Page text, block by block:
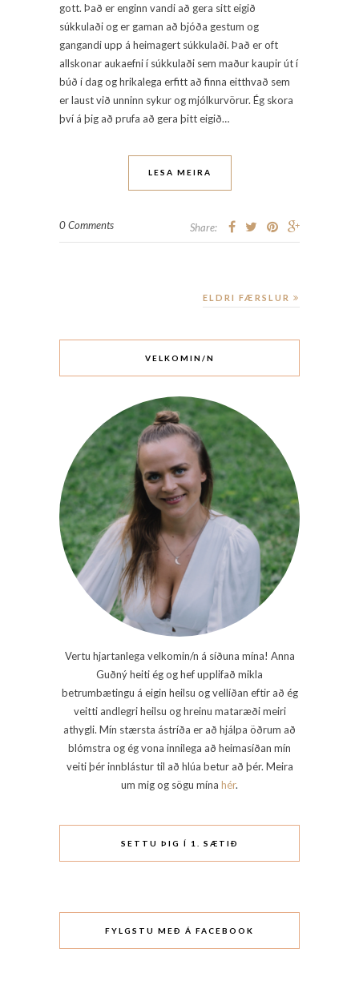
gott. Það er enginn vandi að gera sitt eigið
súkkulaði og er gaman að bjóða gestum og
gangandi upp á heimagert súkkulaði. Það er oft
allskonar aukaefni í súkkulaði sem maður kaupir út í
búð í dag og hrikalega erfitt að finna eitthvað sem
er laust við unninn sykur og mjólkurvörur. Ég skora
því á þig að prufa að gera þitt eigið…
LESA MEIRA
0 Comments Share:
ELDRI FÆRSLUR
VELKOMIN/N
Vertu hjartanlega velkomin/n á síðuna mína! Anna
Guðný heiti ég og hef upplifað mikla
betrumbætingu á eigin heilsu og vellíðan eftir að ég
veitti andlegri heilsu og hreinu mataræði meiri
athygli. Mín stærsta ástríða er að hjálpa öðrum að
blómstra og ég vona innilega að heimasíðan mín
veiti þér innblástur til að hlúa betur að þér. Meira
um mig og sögu mína hér.
SETTU ÞIG Í 1. SÆTIÐ
FYLGSTU MEÐ Á FACEBOOK